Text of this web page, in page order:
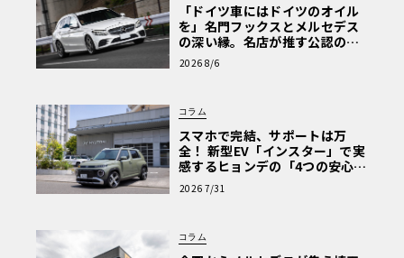
「ドイツ車にはドイツのオイル
を」名門フックスとメルセデス
の深い縁。名店が推す公認の安
心と、Cクラスで味わうシルキー
な走り〈PR〉
2026 8/6
コラム
スマホで完結、サポートは万
全！ 新型EV「インスター」で実
感するヒョンデの「4つの安心」
【第1回・ヒョンデ6つの疑問：
Why? Hyundai?】〈PR〉
2026 7/31
コラム